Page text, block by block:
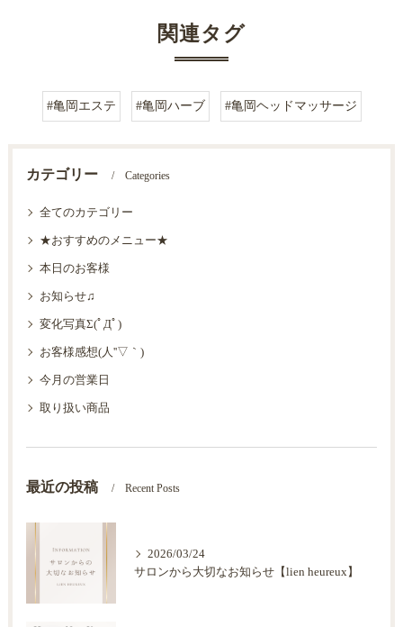
関連タグ
#亀岡エステ #亀岡ハーブ #亀岡ヘッドマッサージ
カテゴリー Categories
全てのカテゴリー
★おすすめのメニュー★
本日のお客様
お知らせ♫
変化写真Σ(ﾟДﾟ)
お客様感想(人''▽｀)
今月の営業日
取り扱い商品
最近の投稿 Recent Posts
2026/03/24
サロンから大切なお知らせ【lien heureux】